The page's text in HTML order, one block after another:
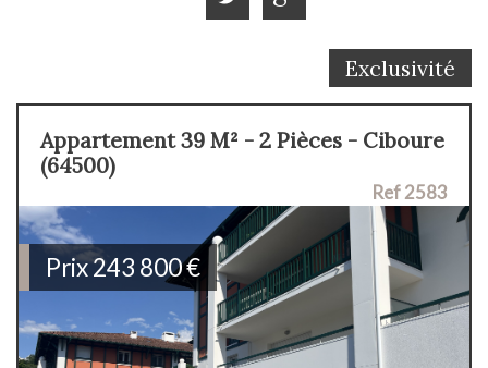
Exclusivité
Appartement 39 M² - 2 Pièces - Ciboure
(64500)
Ref 2583
Prix243 800€